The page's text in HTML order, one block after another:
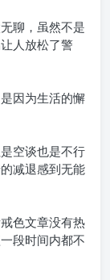
聊，虽然不是
人放松了警
因为生活的懈
空谈也是不行
减退感到无能
色文章没有热
段时间内都不